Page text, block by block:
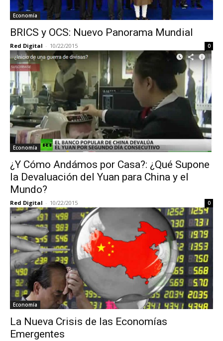
Economía
BRICS y OCS: Nuevo Panorama Mundial
Red Digital - 10/22/2015 0
Economía
¿Y Cómo Andámos por Casa?: ¿Qué Supone
la Devaluación del Yuan para China y el
Mundo?
Red Digital - 10/22/2015 0
Economía
La Nueva Crisis de las Economías
Emergentes